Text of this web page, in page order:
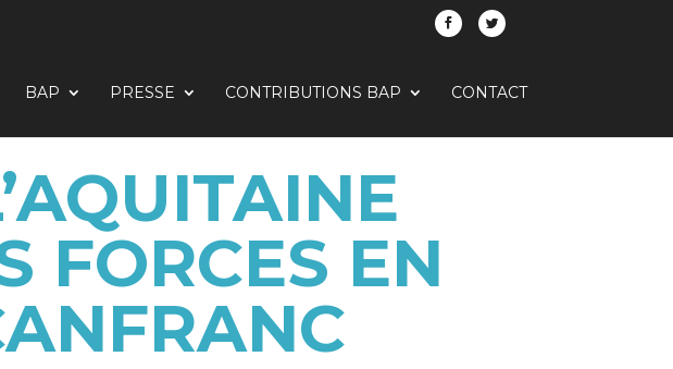
BAP PRESSE CONTRIBUTIONS BAP CONTACT
FORCES EN